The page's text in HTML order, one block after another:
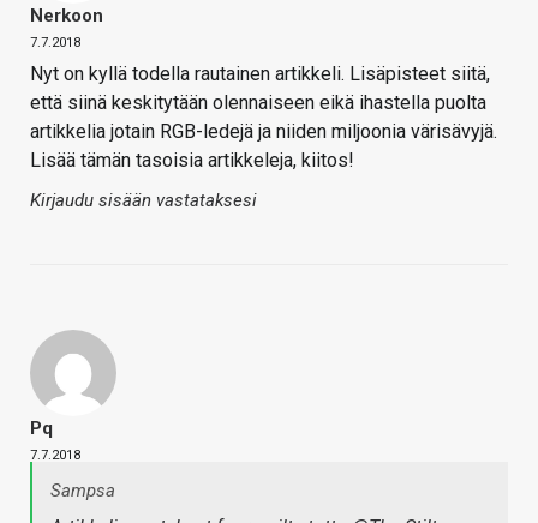
Nerkoon
7.7.2018
Nyt on kyllä todella rautainen artikkeli. Lisäpisteet siitä,
että siinä keskitytään olennaiseen eikä ihastella puolta
artikkelia jotain RGB-ledejä ja niiden miljoonia värisävyjä.
Lisää tämän tasoisia artikkeleja, kiitos!
Kirjaudu sisään vastataksesi
Pq
7.7.2018
Sampsa